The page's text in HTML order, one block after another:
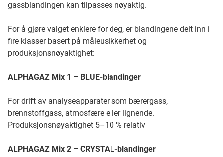
gassblandingen kan tilpasses nøyaktig.
For å gjøre valget enklere for deg, er blandingene delt inn i
fire klasser basert på måleusikkerhet og
produksjonsnøyaktighet:
ALPHAGAZ Mix 1 – BLUE-blandinger
For drift av analyseapparater som bærergass,
brennstoffgass, atmosfære eller lignende.
Produksjonsnøyaktighet 5–10 % relativ
ALPHAGAZ Mix 2 – CRYSTAL-blandinger